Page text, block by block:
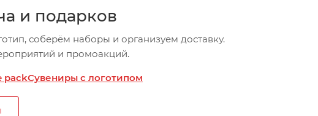
и подарков
соберём наборы и организуем доставку.
и промоакций.
packСувениры с логотипом